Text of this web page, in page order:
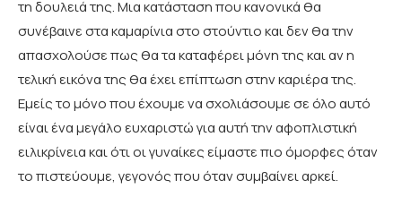
τη δουλειά της. Μια κατάσταση που κανονικά θα
συνέβαινε στα καμαρίνια στο στούντιο και δεν θα την
απασχολούσε πως θα τα καταφέρει μόνη της και αν η
τελική εικόνα της θα έχει επίπτωση στην καριέρα της.
Εμείς το μόνο που έχουμε να σχολιάσουμε σε όλο αυτό
είναι ένα μεγάλο ευχαριστώ για αυτή την αφοπλιστική
ειλικρίνεια και ότι οι γυναίκες είμαστε πιο όμορφες όταν
το πιστεύουμε, γεγονός που όταν συμβαίνει αρκεί.